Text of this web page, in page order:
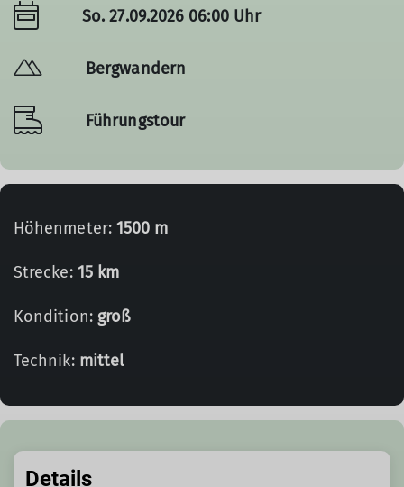
So. 27.09.2026 06:00 Uhr
Bergwandern
Führungstour
Höhenmeter: 1500 m
Strecke: 15 km
Kondition: groß
Technik: mittel
Details